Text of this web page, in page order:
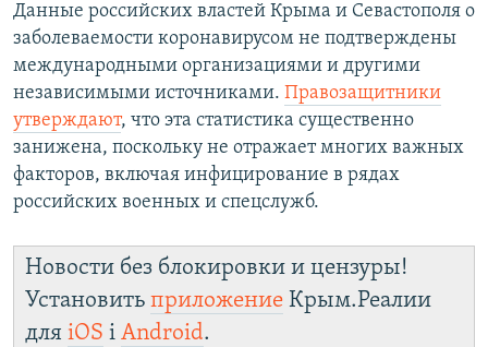
Данные российских властей Крыма и Севастополя о
заболеваемости коронавирусом не подтверждены
международными организациями и другими
независимыми источниками. Правозащитники
утверждают, что эта статистика существенно
занижена, поскольку не отражает многих важных
факторов, включая инфицирование в рядах
российских военных и спецслужб.
Новости без блокировки и цензуры!
Установить приложение Крым.Реалии
для iOS і Android.